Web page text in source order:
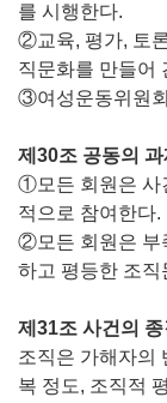
를 시행한다.
②교육, 평가, 토
직문화를 만들어
③여성운동위원
제30조 공동의 과
①모든 회원은 사
적으로 참여한다.
②모든 회원은 부
하고 평등한 조직
제31조 사건의 종
조직은 가해자의
복 정도, 조직적